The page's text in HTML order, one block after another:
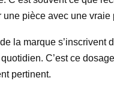
une pièce avec une vraie
la marque
C’est ce
pertinent.